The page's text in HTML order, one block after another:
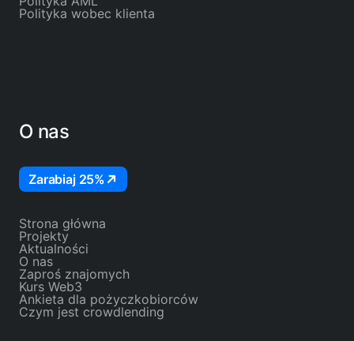
Polityka wobec klienta
O nas
Zarabiaj 25%
Strona główna
Projekty
Aktualności
O nas
Zaproś znajomych
Kurs Web3
Ankieta dla pożyczkobiorców
Czym jest crowdlending